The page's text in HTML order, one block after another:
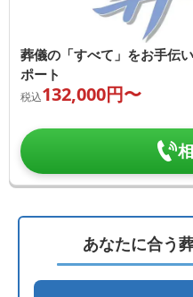
葬儀の「すべて」をお手伝
ポート
税込132,000円〜
あなたに合う